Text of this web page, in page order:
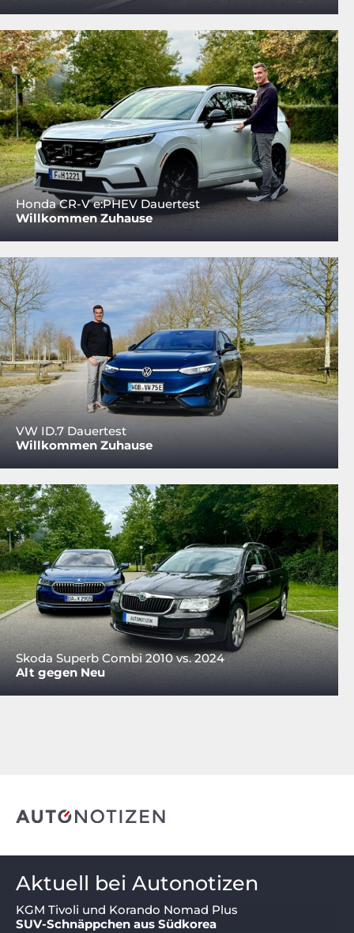
Honda CR-V e:PHEV Dauertest
Willkommen Zuhause
VW ID.7 Dauertest
Willkommen Zuhause
Skoda Superb Combi 2010 vs. 2024
Alt gegen Neu
Aktuell bei Autonotizen
KGM Tivoli und Korando Nomad Plus
SUV-Schnäppchen aus Südkorea